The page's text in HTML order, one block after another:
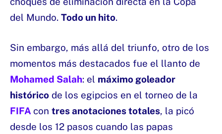
del Mundo. Todo un hito.
Sin embargo, más allá del triunfo, otro de los
momentos más destacados fue el llanto de
Mohamed Salah: el máximo goleador
histórico de los egipcios en el torneo de la
FIFA con tres anotaciones totales, la picó
desde los 12 pasos cuando las papas